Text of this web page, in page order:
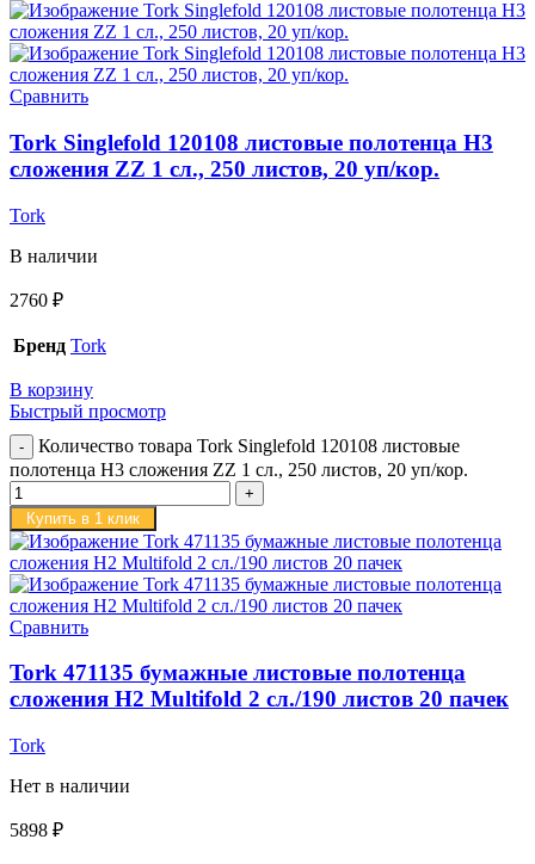
Сравнить
Tork Singlefold 120108 листовые полотенца H3
сложения ZZ 1 сл., 250 листов, 20 уп/кор.
Tork
В наличии
2760 ₽
Бренд Tork
В корзину
Быстрый просмотр
Количество товара Tork Singlefold 120108 листовые
полотенца H3 сложения ZZ 1 сл., 250 листов, 20 уп/кор.
Купить в 1 клик
Сравнить
Tork 471135 бумажные листовые полотенца
сложения H2 Multifold 2 сл./190 листов 20 пачек
Tork
Нет в наличии
5898 ₽